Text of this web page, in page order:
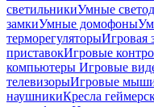
светильникиУмные
замкиУмные домофоны
терморегуляторыИгровая
приставокИгровые
компьютеры Игровые
телевизорыИгровые
наушникиКресла